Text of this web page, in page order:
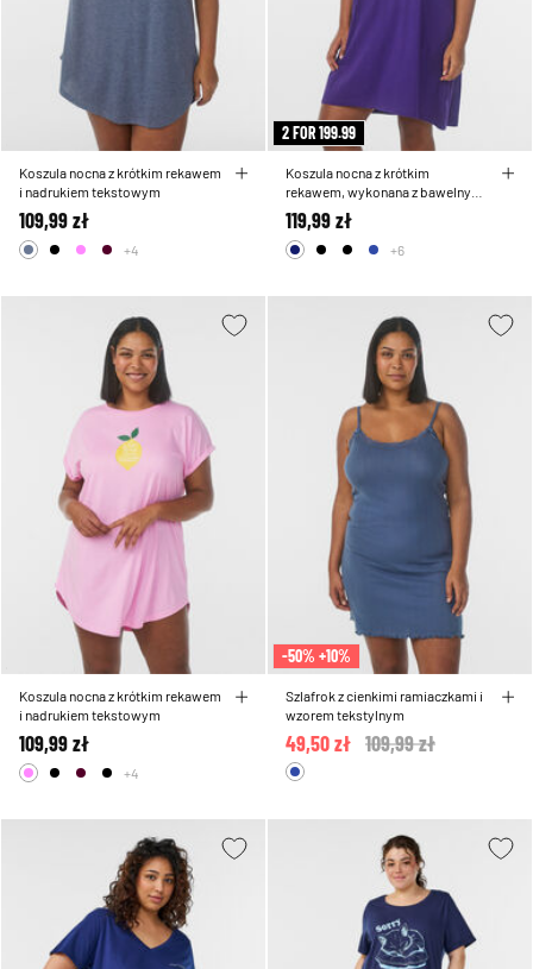
Koszula nocna z krótkim rekawem
i nadrukiem tekstowym
109,99 zł
+4
2 FOR 199.99
Koszula nocna z krótkim
rekawem, wykonana z bawelny
organicznej
119,99 zł
+6
Koszula nocna z krótkim rekawem
i nadrukiem tekstowym
109,99 zł
+4
-50% +10%
Szlafrok z cienkimi ramiaczkami i
wzorem tekstylnym
Price reduced from
109,99 zł
49,50 zł